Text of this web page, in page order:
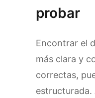
probar
Encontrar el
más clara y
correctas,
estructurada.